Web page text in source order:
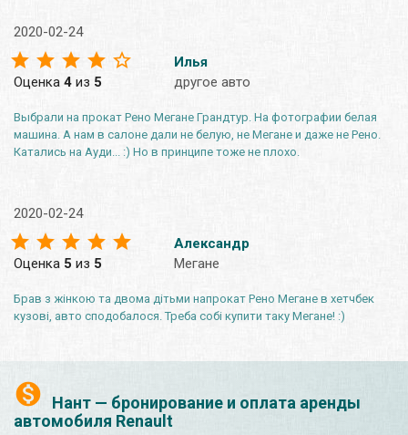
Нант — бронирование и оплата аренды
автомобиля Renault
2020-02-24
Оценка 4 из 5
Илья
другое авто
Выбрали на прокат Рено Мегане Грандтур. На фотографии белая
машина. А нам в салоне дали не белую, не Мегане и даже не Рено.
Катались на Ауди... :) Но в принципе тоже не плохо.
2020-02-24
Оценка 5 из 5
Александр
Мегане
Брав з жінкою та двома дітьми напрокат Рено Мегане в хетчбек
кузові, авто сподобалося. Треба собі купити таку Мегане! :)